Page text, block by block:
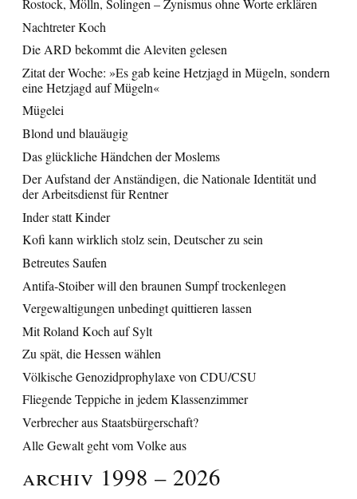
Rostock, Mölln, Solingen – Zynismus ohne Worte erklären
Nachtreter Koch
Die ARD bekommt die Aleviten gelesen
Zitat der Woche: »Es gab keine Hetzjagd in Mügeln, sondern
eine Hetzjagd auf Mügeln«
Mügelei
Blond und blauäugig
Das glückliche Händchen der Moslems
Der Aufstand der Anständigen, die Nationale Identität und
der Arbeitsdienst für Rentner
Inder statt Kinder
Kofi kann wirklich stolz sein, Deutscher zu sein
Betreutes Saufen
Antifa-Stoiber will den braunen Sumpf trockenlegen
Vergewaltigungen unbedingt quittieren lassen
Mit Roland Koch auf Sylt
Zu spät, die Hessen wählen
Völkische Genozidprophylaxe von CDU/CSU
Fliegende Teppiche in jedem Klassenzimmer
Verbrecher aus Staatsbürgerschaft?
Alle Gewalt geht vom Volke aus
Archiv 1998 – 2026